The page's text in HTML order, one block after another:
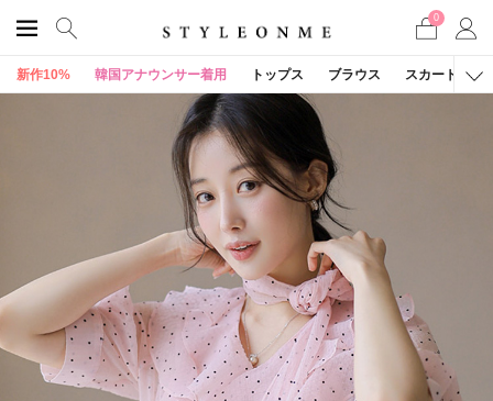
0
新作10% 韓国アナウンサー着用 トップス ブラウス スカート